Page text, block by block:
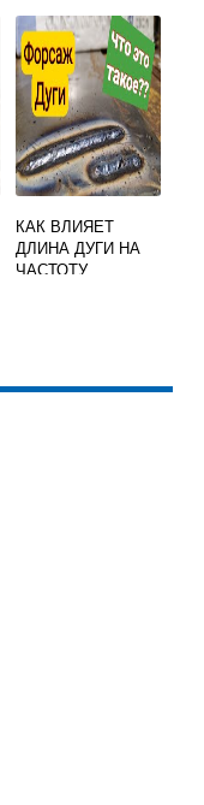
КАК ВЛИЯЕТ
ДЛИНА ДУГИ НА
ЧАСТОТУ
СВАРОЧНУЮ